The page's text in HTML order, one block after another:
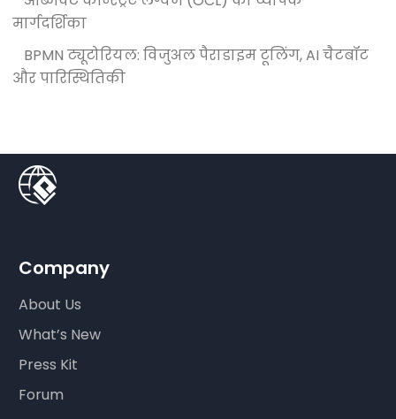
मार्गदर्शिका
BPMN ट्यूटोरियल: विजुअल पैराडाइम टूलिंग, AI चैटबॉट
और पारिस्थितिकी
Company
About Us
What’s New
Press Kit
Forum